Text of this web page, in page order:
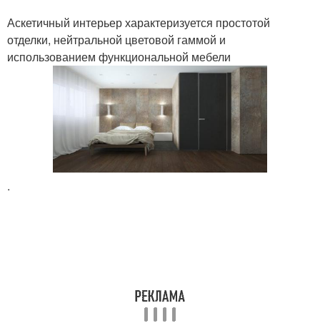
Аскетичный интерьер характеризуется простотой
отделки, нейтральной цветовой гаммой и
использованием функциональной мебели
.